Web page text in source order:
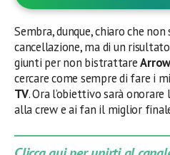
Sembra, dunque, chiaro che
cancellazione, ma di un
giunti per non bistrattare
cercare come sempre di fare i
TV. Ora l’obiettivo sarà
alla crew e ai fan il miglior